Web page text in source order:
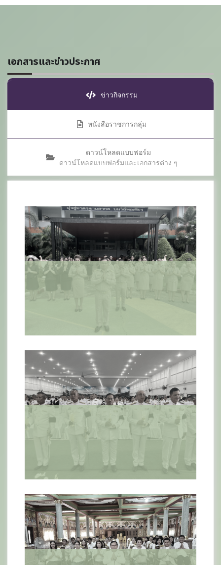
เอกสารและข่าวประกาศ
ข่าวกิจกรรม
หนังสือราชการกลุ่ม
ดาวน์โหลดแบบฟอร์ม
ดาวน์โหลดแบบฟอร์มและเอกสารต่าง ๆ